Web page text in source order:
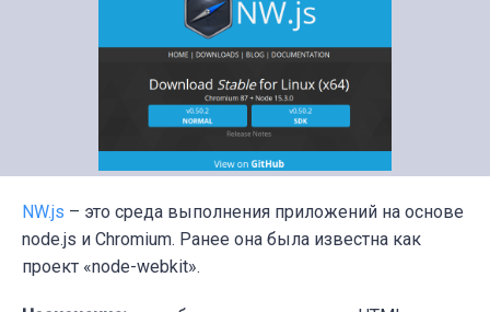
NW.js – это среда выполнения приложений на основе
node.js и Chromium. Ранее она была известна как
проект «node-webkit».